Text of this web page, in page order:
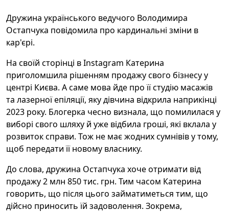
Дружина українського ведучого Володимира
Остапчука повідомила про кардинальні зміни в
кар'єрі.
На своїй сторінці в Instagram Катерина
приголомшила рішенням продажу свого бізнесу у
центрі Києва. А саме мова йде про її студію масажів
та лазерної епіляції, яку дівчина відкрила наприкінці
2023 року. Блогерка чесно визнала, що помилилася у
виборі свого шляху й уже відбила гроші, які вклала у
розвиток справи. Тож не має жодних сумнівів у тому,
щоб передати її новому власнику.
До слова, дружина Остапчука хоче отримати від
продажу 2 млн 850 тис. грн. Тим часом Катерина
говорить, що після цього займатиметься тим, що
дійсно приносить їй задоволення. Зокрема,